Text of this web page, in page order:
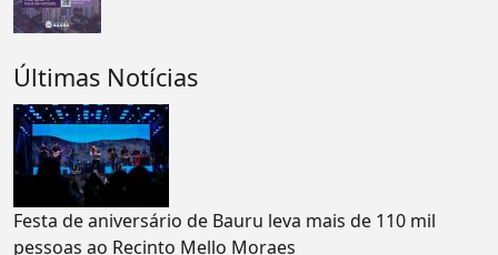
Últimas Notícias
Festa de aniversário de Bauru leva mais de 110 mil
pessoas ao Recinto Mello Moraes